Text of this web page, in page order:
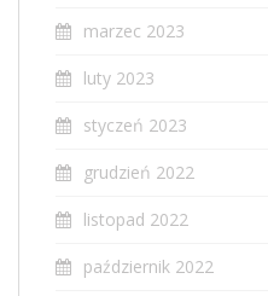
marzec 2023
luty 2023
styczeń 2023
grudzień 2022
listopad 2022
październik 2022